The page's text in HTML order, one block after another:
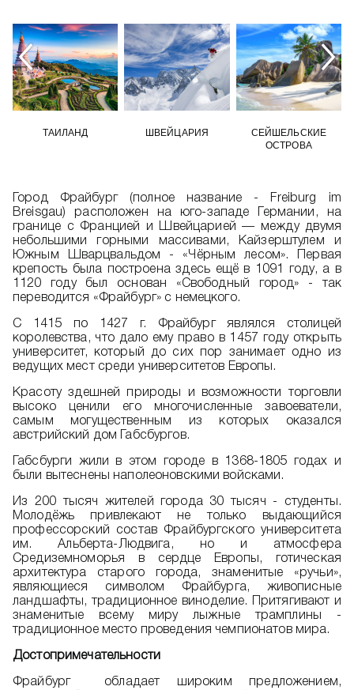
ТАИЛАНД ШВЕЙЦАРИЯ
СЕЙШЕЛЬСКИЕ
ОСТРОВА
Город Фрайбург (полное название - Freiburg im
Breisgau) расположен на юго-западе Германии, на
границе с Францией и Швейцарией — между двумя
небольшими горными массивами, Кайзерштулем и
Южным Шварцвальдом - «Чёрным лесом». Первая
крепость была построена здесь ещё в 1091 году, а в
1120 году был основан «Свободный город» - так
переводится «Фрайбург» с немецкого.
С 1415 по 1427 г. Фрайбург являлся столицей
королевства, что дало ему право в 1457 году открыть
университет, который до сих пор занимает одно из
ведущих мест среди университетов Европы.
Красоту здешней природы и возможности торговли
высоко ценили его многочисленные завоеватели,
самым могущественным из которых оказался
австрийский дом Габсбургов.
Габсбурги жили в этом городе в 1368-1805 годах и
были вытеснены наполеоновскими войсками.
Из 200 тысяч жителей города 30 тысяч - студенты.
Молодёжь привлекают не только выдающийся
профессорский состав Фрайбургского университета
им. Альберта-Людвига, но и атмосфера
Средиземноморья в сердце Европы, готическая
архитектура старого города, знаменитые «ручьи»,
являющиеся символом Фрайбурга, живописные
ландшафты, традиционное виноделие. Притягивают и
знаменитые всему миру лыжные трамплины -
традиционное место проведения чемпионатов мира.
Достопримечательности
Фрайбург обладает широким предложением,